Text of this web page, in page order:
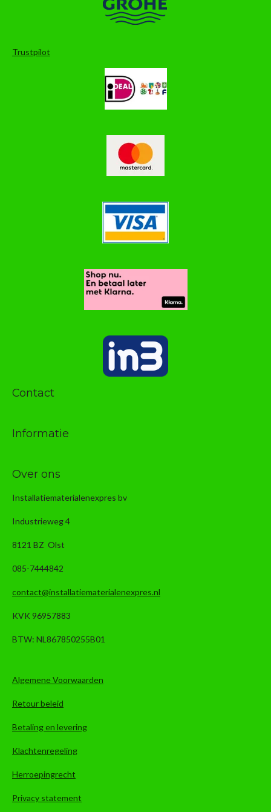
Trustpilot
Contact
Informatie
Over ons
Installatiematerialenexpres bv
Industrieweg 4
8121 BZ Olst
085-7444842
contact@installatiematerialenexpres.nl
KVK 96957883
BTW: NL867850255B01
Algemene Voorwaarden
Retour beleid
Betaling en levering
Klachtenregeling
Herroepingrecht
Privacy statement